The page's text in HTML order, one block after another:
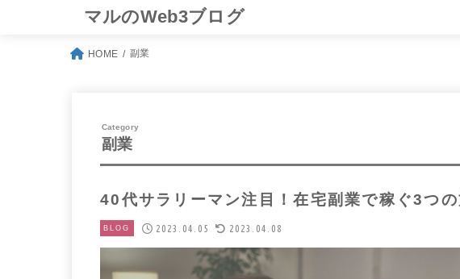
マルのWeb3ブログ
HOME 副業
副業
40代サラリーマン注目！在宅副業で稼ぐ3つ
BLOG 2023.04.05 2023.04.08